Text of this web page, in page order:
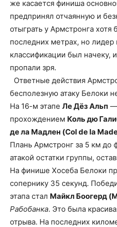
же касается финиша
предпринял отчаянную и
отыграть у Армстронга хотя
последних метрах, но лидер
классификации был начеку,
пропали зря.
Ответные действия
бесполезную атаку Белоки
На 16-м этапе Ле Дёз Альп —
прохождением Коль дю
де ла Мадлен (Col de la
Плань Армстронг за 5 км до
атакой остатки группы,
На финише Хосеба Белоки
сопернику 35 секунд.
этапа стал Майкл Боогерд
Рабобанка. Это была
отрыва. На последних